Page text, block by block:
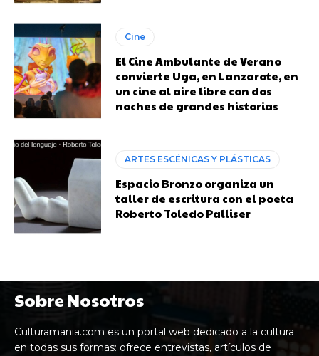
Cine
El Cine Ambulante de Verano
convierte Uga, en Lanzarote, en
un cine al aire libre con dos
noches de grandes historias
ARTES ESCÉNICAS Y PLÁSTICAS
Espacio Bronzo organiza un
taller de escritura con el poeta
Roberto Toledo Palliser
Sobre Nosotros
Culturamania.com es un portal web dedicado a la cultura
en todas sus formas: ofrece entrevistas, artículos de